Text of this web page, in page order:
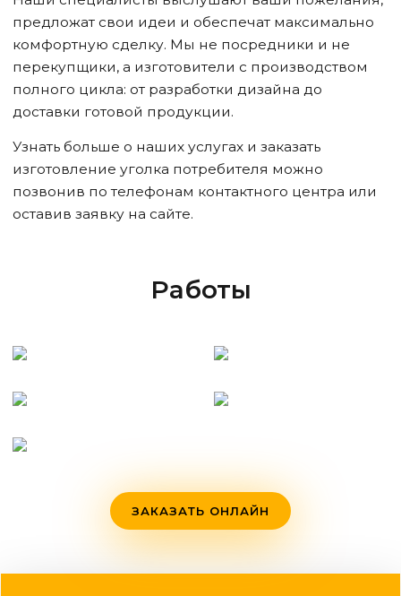
предложат свои идеи и обеспечат максимально
комфортную сделку. Мы не посредники и не
перекупщики, а изготовители с производством
полного цикла: от разработки дизайна до
доставки готовой продукции.
Узнать больше о наших услугах и заказать
изготовление уголка потребителя можно
позвонив по телефонам контактного центра или
оставив заявку на сайте.
Работы
ЗАКАЗАТЬ ОНЛАЙН